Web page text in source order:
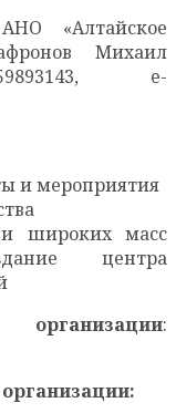
«Алтайское
Михаил
e-
и мероприятия
широких масс
центра
: